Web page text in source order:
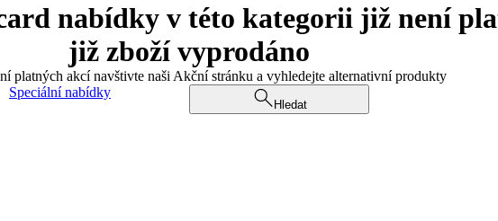
nabídky v této kategorii již není
již zboží vyprodáno
platných akcí navštivte naši Akční stránku a vyhledejte alternativní produkty
Speciální nabídky
Hledat